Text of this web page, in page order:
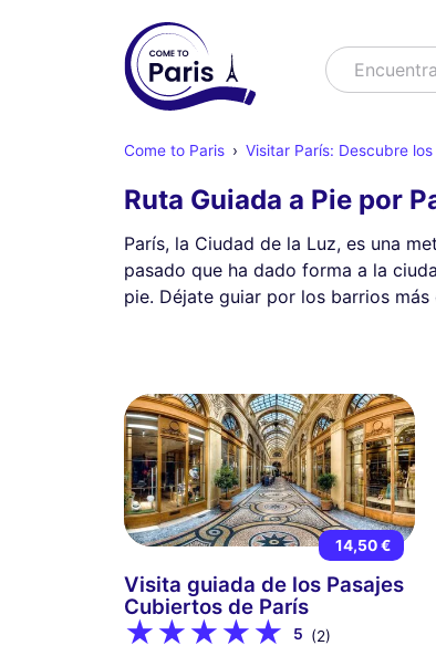
Buscar
Come to Paris Visitar París: Descubre
Ruta Guiada a Pie por
París, la Ciudad de la Luz, es una
pasado que ha dado forma a la
pie. Déjate guiar por los barrios
14,50 €
Visita guiada de los Pasajes
Cubiertos de París
5 (2)